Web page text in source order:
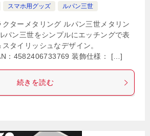
スマホ用グッズ ルパン三世
クターメタリング ルパン三世メタリン
パン三世をシンプルにエッチングで表
タイリッシュなデザイン。
：4582406733769 装飾仕様： […]
続きを読む